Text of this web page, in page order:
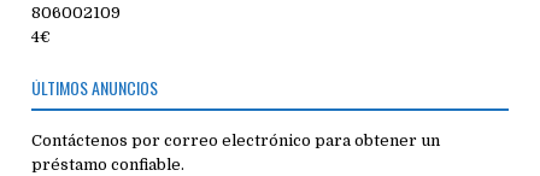
806002109
4€
ÚLTIMOS ANUNCIOS
Contáctenos por correo electrónico para obtener un
préstamo confiable.